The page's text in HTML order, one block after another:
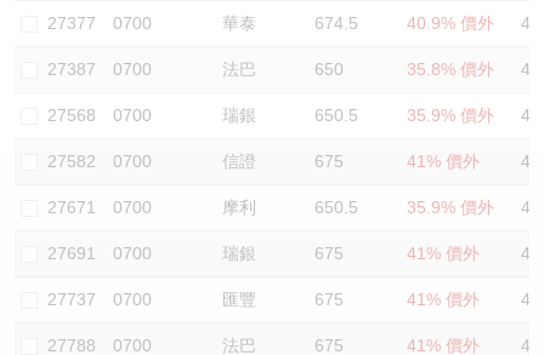
27377 0700 華泰 674.5 40.9% 價外
27387 0700 法巴 650 35.8% 價外
27568 0700 瑞銀 650.5 35.9% 價外 42
27582 0700 信證 675 41% 價外
27671 0700 摩利 650.5 35.9% 價外
27691 0700 瑞銀 675 41% 價外
27737 0700 匯豐 675 41% 價外
27788 0700 法巴 675 41% 價外
認股證/牛熊證日誌
認股證文件及公告
牛熊證到期結算價查詢
牛熊證分析儀
牛熊證文件及公告
中資ETFs溢價比較
AH 股價對照
ADR